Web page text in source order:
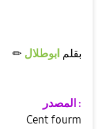
✏ بقلم ابوطلال
المصدر :
Cent fourm